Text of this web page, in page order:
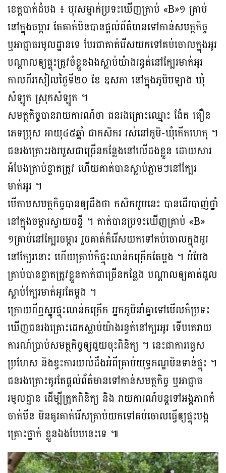
ខេត្តបាត់ដំបង ៖ បុរសម្នាក់ប្រទះឃើញគ្រាប់ «B»១ គ្រាប់
នៅក្នុងចម្ការ តែគាត់មិនបានផ្ដល់ព័ត៌មានទៅកាន់សមត្ថកិច្ច
ឬអាជ្ញាធរមូលដ្ឋានទេ បែរជាគាត់រើសយកទៅគប់ចោលក្នុងអូរ
បណ្ដាលឲ្យផ្ទុះត្រូវចំខ្លួនឯងស្លាប់យ៉ាងរន្ធត់នៅក្បែរមាត់អូរ
កាលពីរសៀលថ្ងៃទី២០ ខែ ឧសភា នៅក្នុងភូមិបឡាង ឃុំ
សំឡូត ស្រុកសំឡូត ។
សមត្ថកិច្ចបានរាយការណ៍ថា ជនរងគ្រោះឈ្មោះ ង៉ែត ធឿន
ភេទប្រុស អាយុ៤៥ឆ្នាំ ជាកសិករ រស់នៅភូមិ-ឃុំកើតហេតុ ។
ជនរងគ្រោះរងរបួសជាច្រើនកន្លែងនៅលើដងខ្លួន ដោយសារ
អំបែងគ្រាប់ខ្ទាតត្រូវ ហើយគាត់បានស្លាប់ភ្លាមៗនៅក្បែរ
មាត់អូរ ។
បើតាមសមត្ថកិច្ចបានឲ្យដឹងថា កសិកររូបនេះ បានដើរបាញ់ថ្នាំ
នៅក្នុងចម្ការស្វាយចន្ទី ។ គាត់បានប្រទះឃើញគ្រាប់ «B»
១គ្រាប់នៅក្បែរចម្ការ រួចគាត់ក៏រើសយកទៅគប់ចោលក្នុងអូរ
នៅក្បែរនោះ ហើយគ្រាប់ក៏ផ្ទុះលាន់កក្រើកតែម្ដង ។ អំបែង
គ្រាប់បានខ្ទាតត្រូវខ្លួនគាត់ជាច្រើនកន្លែង បណ្ដាលឲ្យគាត់ដួល
ស្លាប់ក្បែរមាត់អូរតែម្ដង ។
ក្រោយពីឮស្នូរផ្ទុះលាន់កក្រើក អ្នកភូមិនាំគ្នាទៅមើលក៏ប្រទះ
ឃើញជនរងគ្រោះដេកស្លាប់យ៉ាងរន្ធត់នៅក្បរអូរ ទើបគេរាយ
ការណ៍ប្រាប់សមត្ថកិច្ចឲ្យជួយចុះពិនិត្យ ។ នេះជាការធ្វេស
ប្រហែស និងខ្វះការយល់ដឹងអំពីគ្រាប់យុទ្ធភណ្ឌមិនទាន់ផ្ទុះ ។
ជនរងគ្រោះគូរតែផ្ដល់ព័ត៌មានទៅកាន់សមត្ថកិច្ច ឬអាជ្ញាធ
រមូលដ្ឋាន ដើម្បីត្រូតពិនិត្យ និង រាយការណ៍បន្តទៅអង្គភាពកំ
ចាត់មីន មិនគូរគាត់រើសគ្រាប់យកទៅគប់ចោលធ្វើឲ្យផ្ទុះបង្ក
គ្រោះថ្នាក់ ខ្លួនឯងបែបនេះទេ ៕